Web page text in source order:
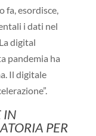
fa, esordisce,
i dati nel
digital
pandemia ha
Il digitale
IN
PER